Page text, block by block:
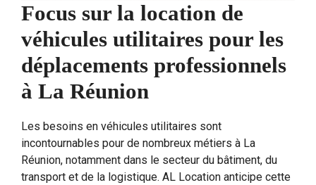
Focus sur la location de
véhicules utilitaires pour les
déplacements professionnels
à La Réunion
Les besoins en véhicules utilitaires sont
incontournables pour de nombreux métiers à La
Réunion, notamment dans le secteur du bâtiment, du
transport et de la logistique. AL Location anticipe cette